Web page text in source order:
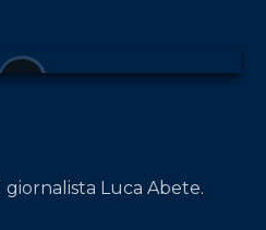
giornalista Luca Abete.